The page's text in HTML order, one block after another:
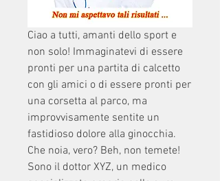
Ciao a tutti, amanti dello sport e
non solo! Immaginatevi di essere
pronti per una partita di calcetto
con gli amici o di essere pronti per
una corsetta al parco, ma
improvvisamente sentite un
fastidioso dolore alla ginocchia.
Che noia, vero? Beh, non temete!
Sono il dottor XYZ, un medico